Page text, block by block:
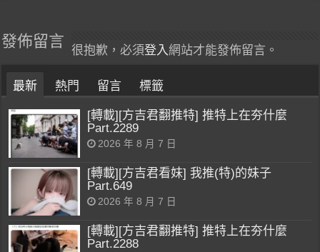
發佈留言
很抱歉，必須登入 網站才能發佈留言。
最新 熱門 留言 標籤
[轉載][方吉君翻推特] 推特上在夯什麼
Part.2289
2026 年 8 月 7 日
[轉載][方吉君看妹] 我推(特)的妹子
Part.649
2026 年 8 月 7 日
[轉載][方吉君翻推特] 推特上在夯什麼
Part.2288